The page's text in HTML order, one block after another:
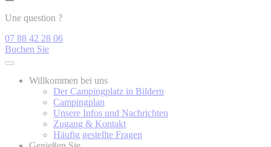
Une question ?
07 88 42 28 06
Buchen Sie
Willkommen bei uns
Der Campingplatz in Bildern
Campingplan
Unsere Infos und Nachrichten
Zugang & Kontakt
Häufig gestellte Fragen